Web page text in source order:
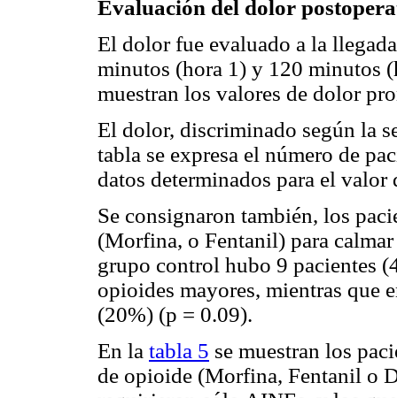
Evaluación del dolor
El dolor fue evaluado a la
minutos (hora 1) y 120 minutos
muestran los valores de dolor
El dolor, discriminado según la
tabla se expresa el número de
datos determinados para el valor
Se consignaron también, los
(Morfina, o Fentanil) para
grupo control hubo 9 pacientes
opioides mayores, mientras que
(20%) (p = 0.09).
En la tabla 5 se muestran los
de opioide (Morfina, Fentanil o